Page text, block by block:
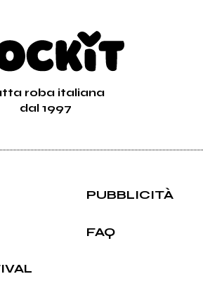
roba italiana
dal 1997
PUBBLICITÀ
FAQ